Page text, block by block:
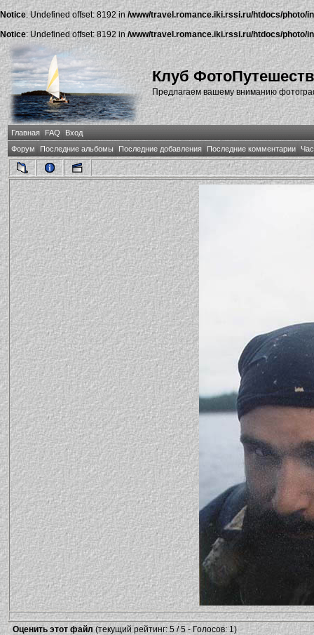
Notice: Undefined offset: 8192 in /www/travel.romance.iki.rssi.ru/htdocs/photo/
Notice: Undefined offset: 8192 in/www/travel.romance.iki.rssi.ru/htdocs/photo/
Клуб
Предлагаем вашему вниманию
Главная FAQ
Вход
Форум
Последние альбомы Последние добавления Последние комментарии
Оценить этот файл(текущий рейтинг: 5 / 5 - Голосов: 1)